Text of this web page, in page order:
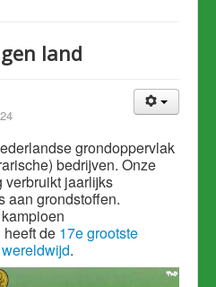
land
grondoppervlak
bedrijven. Onze
verbruikt jaarlijks
aan grondstoffen.
de 17e grootste
.